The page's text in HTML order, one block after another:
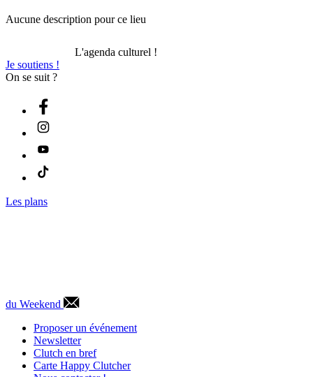
Aucune description pour ce lieu
L'agenda culturel !
Je soutiens !
On se suit ?
Les plans
du Weekend
Proposer un événement
Newsletter
Clutch en bref
Carte Happy Clutcher